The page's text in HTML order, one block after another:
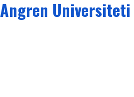
Angren Universiteti